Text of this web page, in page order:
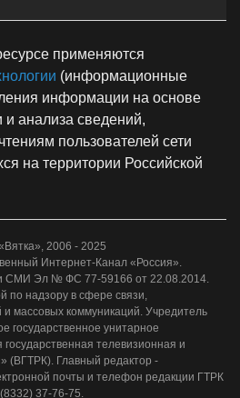
применяются
(информационные
информации на основе
и анализа сведений,
пользователей сети
на территории Российской
2006 - 2025
Интернет-Канал «Россия».
СМИ Эл № ФС 77-59166 от 22.08.2014.
по надзору в сфере связи,
массовых коммуникаций. Учредитель
государственное унитарное
телевизионная и
(ВГТРК). Главный редактор -
почты и телефон редакции ГТРК
37-76-75.